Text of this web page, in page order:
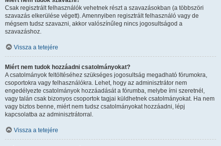
Csak regisztrált felhasználók vehetnek részt a szavazásokban (a többszöri
szavazás elkerülése végett). Amennyiben regisztrált felhasználó vagy de
mégsem tudsz szavazni, akkor valószínűleg nincs jogosultságod a
szavazáshoz.
Vissza a tetejére
Miért nem tudok hozzáadni csatolmányokat?
A csatolmányok feltöltéséhez szükséges jogosultság megadható fórumokra,
csoportokra vagy felhasználókra. Lehet, hogy az adminisztrátor nem
engedélyezte csatolmányok hozzáadását a fórumba, melybe írni szeretnél,
vagy talán csak bizonyos csoportok tagjai küldhetnek csatolmányokat. Ha nem
vagy biztos benne, miért nem tudsz csatolmányokat hozzáadni, lépj
kapcsolatba az adminisztrátorral.
Vissza a tetejére